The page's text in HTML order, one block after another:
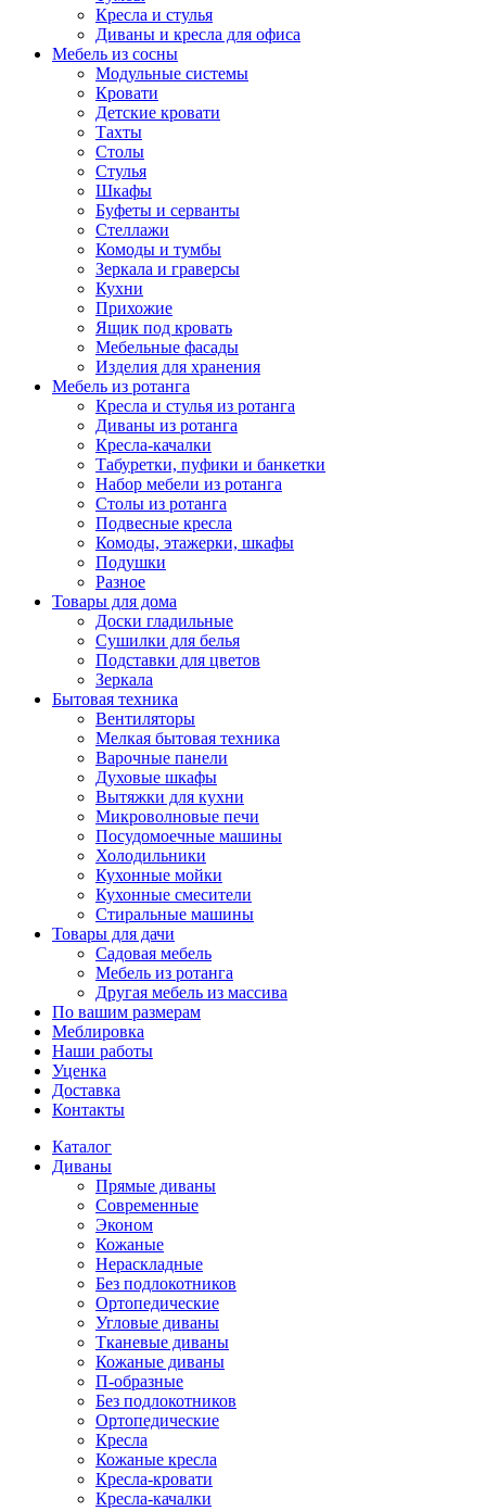
Кресла и стулья
Диваны и кресла для офиса
Мебель из сосны
Модульные системы
Кровати
Детские кровати
Тахты
Столы
Стулья
Шкафы
Буфеты и серванты
Стеллажи
Комоды и тумбы
Зеркала и граверсы
Кухни
Прихожие
Ящик под кровать
Мебельные фасады
Изделия для хранения
Мебель из ротанга
Кресла и стулья из ротанга
Диваны из ротанга
Кресла-качалки
Табуретки, пуфики и банкетки
Набор мебели из ротанга
Столы из ротанга
Подвесные кресла
Комоды, этажерки, шкафы
Подушки
Разное
Товары для дома
Доски гладильные
Сушилки для белья
Подставки для цветов
Зеркала
Бытовая техника
Вентиляторы
Мелкая бытовая техника
Варочные панели
Духовые шкафы
Вытяжки для кухни
Микроволновые печи
Посудомоечные машины
Холодильники
Кухонные мойки
Кухонные смесители
Стиральные машины
Товары для дачи
Садовая мебель
Мебель из ротанга
Другая мебель из массива
По вашим размерам
Меблировка
Наши работы
Уценка
Доставка
Контакты
Каталог
Диваны
Прямые диваны
Современные
Эконом
Кожаные
Нераскладные
Без подлокотников
Ортопедические
Угловые диваны
Тканевые диваны
Кожаные диваны
П-образные
Без подлокотников
Ортопедические
Кресла
Кожаные кресла
Кресла-кровати
Кресла-качалки